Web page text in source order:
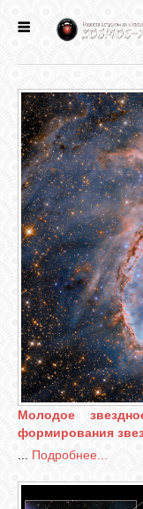
НОВОСТИ
ФОРУМ
СТАТЬИ
ФАЙЛЫ
ВИДЕО
ФОТО
СВЯЗЬ
Молодое
формирования
... Подробнее...